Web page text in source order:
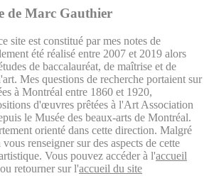
de Marc Gauthier
site est constitué par mes notes de
été réalisé entre 2007 et 2019 alors
de baccalauréat, de maîtrise et de
Mes questions de recherche portaient sur
à Montréal entre 1860 et 1920,
d'œuvres prêtées à l'Art Association
le Musée des beaux-arts de Montréal.
orienté dans cette direction. Malgré
renseigner sur des aspects de cette
Vous pouvez accéder à l'accueil
ou retourner sur l'accueil du site